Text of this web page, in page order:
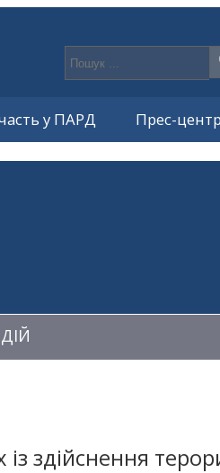
у ПАРД Прес-центр
із здійснення